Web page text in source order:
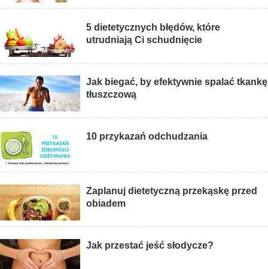
5 dietetycznych błędów, które
utrudniają Ci schudnięcie
Jak biegać, by efektywnie spalać tkankę
tłuszczową
10 przykazań odchudzania
Zaplanuj dietetyczną przekąskę przed
obiadem
Jak przestać jeść słodycze?